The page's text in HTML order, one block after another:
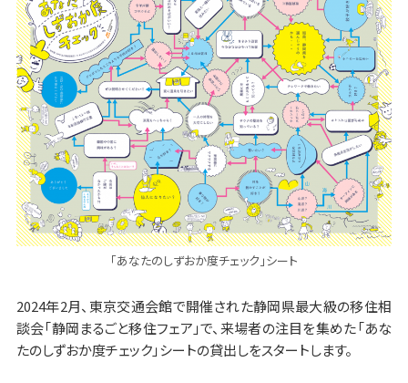
「あなたのしずおか度チェック」シート
2024年2月、東京交通会館で開催された静岡県最大級の移住相
談会「静岡まるごと移住フェア」で、来場者の注目を集めた「あな
たのしずおか度チェック」シートの貸出しをスタートします。